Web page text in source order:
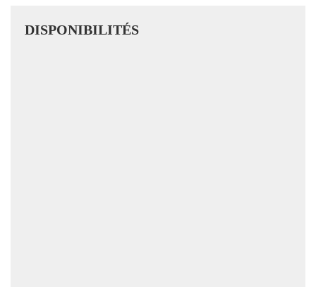
DISPONIBILITÉS